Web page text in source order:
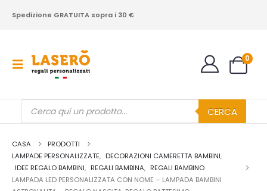
Spedizione GRATUITA sopra i 30 €
0
Products
search CERCA
CASA
PRODOTTI
LAMPADE PERSONALIZZATE, DECORAZIONI CAMERETTA BAMBINI,
IDEE REGALO BAMBINI, REGALI BAMBINA, REGALI BAMBINO
LAMPADA LED PERSONALIZZATA CON NOME – LAMPADA BAMBINI